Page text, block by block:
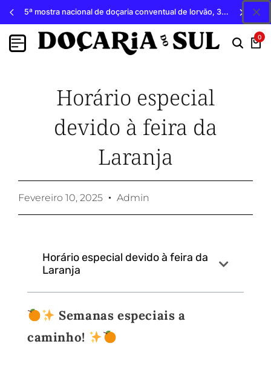
5ª mostra nacional de doçaria conventual de lorvão, 3, 4 e 5 de outubro 2026, penacova
0
Horário especial
devido à feira da
Laranja
Fevereiro 10, 2025 Admin
Horário especial devido à feira da
Laranja
Semanas especiais a
caminho!